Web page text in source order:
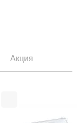
Акция